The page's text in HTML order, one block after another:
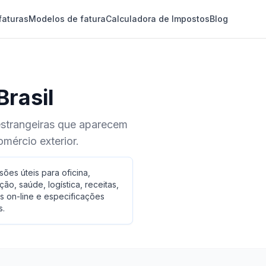
Modelos de faturaCalculadora de ImpostosBlog
que aparecem
exterior.
úteis para oficina,
saúde, logística, receitas,
on-line e especificações